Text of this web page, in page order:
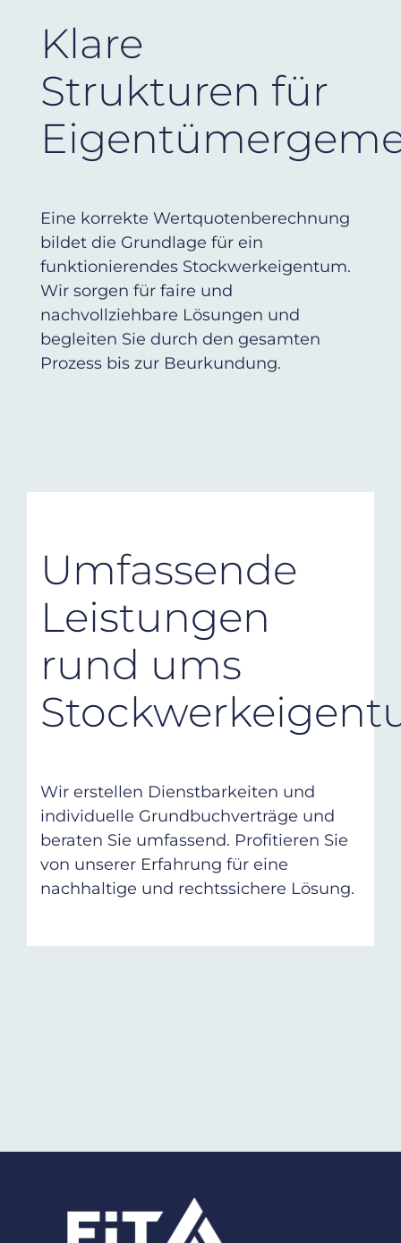
Klare
Strukturen für
Eine korrekte Wertquotenberechnung
bildet die Grundlage für ein
funktionierendes Stockwerkeigentum.
Wir sorgen für faire und
nachvollziehbare Lösungen und
begleiten Sie durch den gesamten
Prozess bis zur Beurkundung.
Umfassende
Leistungen
rund ums
Wir erstellen Dienstbarkeiten und
individuelle Grundbuchverträge und
beraten Sie umfassend. Profitieren Sie
von unserer Erfahrung für eine
nachhaltige und rechtssichere Lösung.